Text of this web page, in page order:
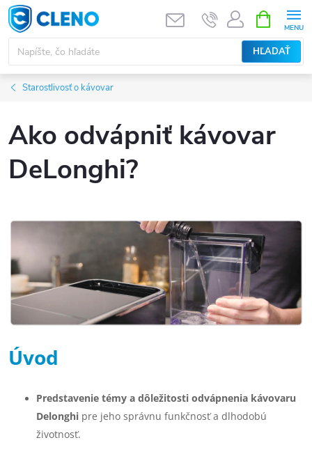
Prejsť
na
obsah
HĽADAŤ
KOŠÍK
Starostlivosť o kávovar
Ako odvápniť kávovar
DeLonghi?
Úvod
Predstavenie témy a dôležitosti odvápnenia kávovaru
Delonghi pre jeho správnu funkčnosť a dlhodobú
životnosť.